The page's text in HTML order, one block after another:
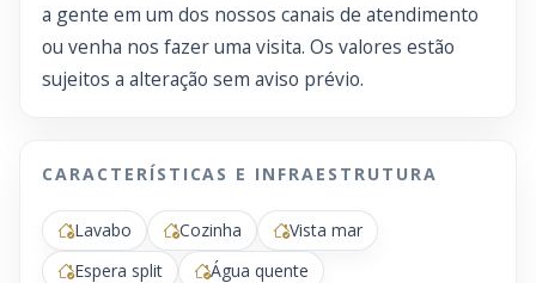
a gente em um dos nossos canais de atendimento
ou venha nos fazer uma visita. Os valores estão
sujeitos a alteração sem aviso prévio.
CARACTERÍSTICAS E INFRAESTRUTURA
Lavabo Cozinha
Vista mar
Espera split
Água quente